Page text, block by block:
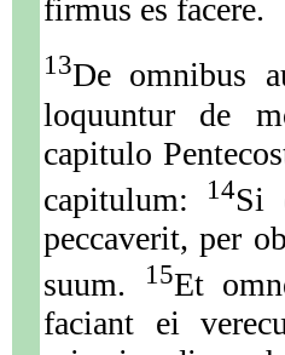
firmus es facere.
13De omnibus
loquuntur de
capitulo
capitulum:
14Si
peccaverit, per
suum.
15Et
faciant ei